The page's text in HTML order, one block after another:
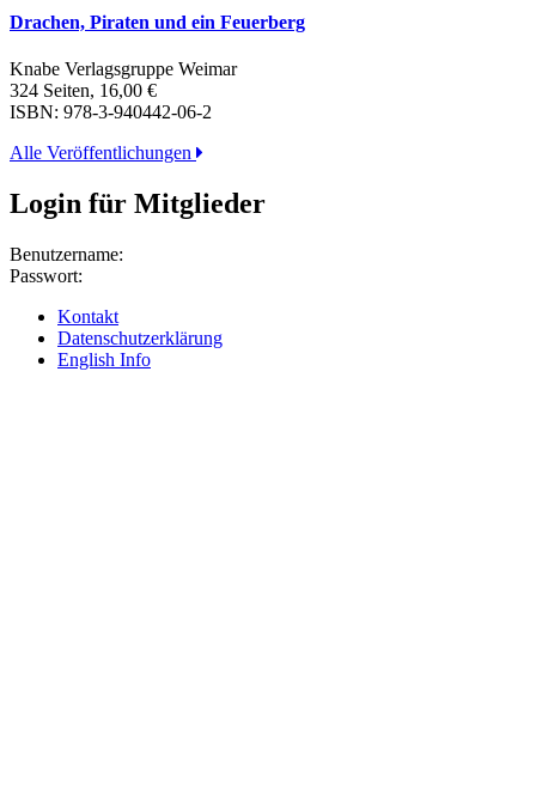
Drachen, Piraten und ein Feuerberg
Knabe Verlagsgruppe Weimar
324 Seiten, 16,00 €
ISBN: 978-3-940442-06-2
Alle Veröffentlichungen
Login für Mitglieder
Benutzername:
Passwort:
Kontakt
Datenschutzerklärung
English Info